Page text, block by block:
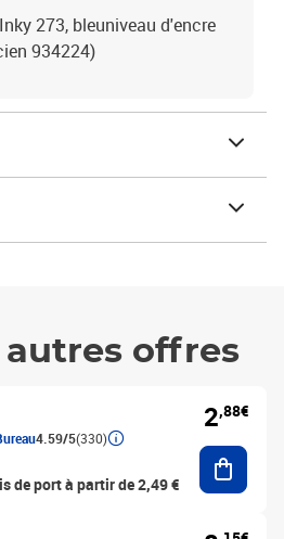
273, bleuniveau d'encre
934224)
autres offres
4.59/5(330)
de port à partir de 2,49 €
2,88€